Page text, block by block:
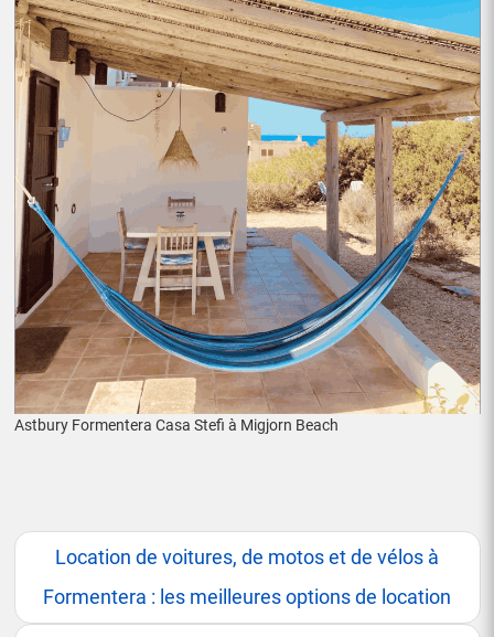
Astbury Formentera Casa Stefi à Migjorn Beach
Location de voitures, de motos et de vélos à
Formentera : les meilleures options de location